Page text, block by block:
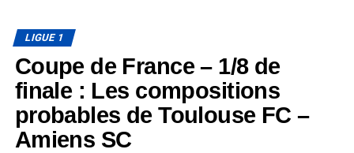
LIGUE 1
Coupe de France – 1/8 de
finale : Les compositions
probables de Toulouse FC –
Amiens SC